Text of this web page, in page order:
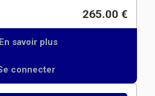
265.00 €
En savoir plus
connecter